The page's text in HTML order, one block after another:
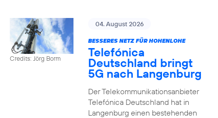
Credits: Jörg Borm
04. August 2026
BESSERES NETZ FÜR HOHENLOHE
Telefónica
Deutschland bringt
5G nach Langenburg
Der Telekommunikationsanbieter
Telefónica Deutschland hat in
Langenburg einen bestehenden